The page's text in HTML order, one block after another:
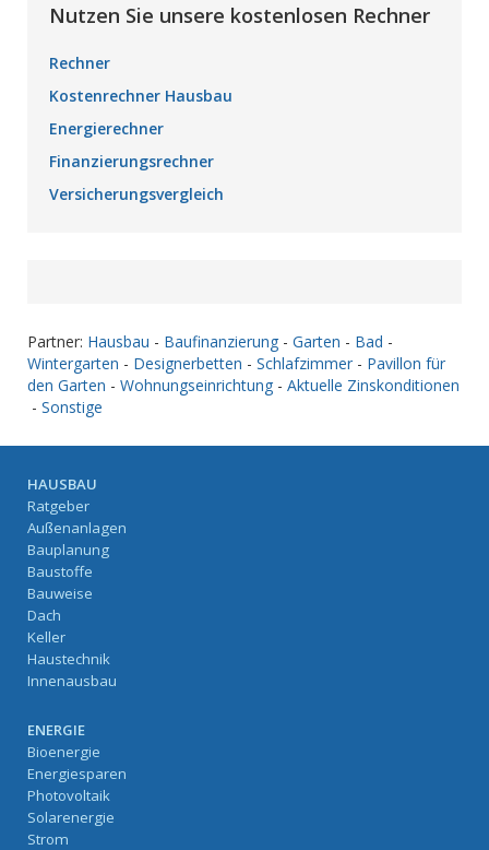
Nutzen Sie unsere kostenlosen Rechner
Rechner
Kostenrechner Hausbau
Energierechner
Finanzierungsrechner
Versicherungsvergleich
Partner: Hausbau - Baufinanzierung - Garten - Bad -
Wintergarten - Designerbetten - Schlafzimmer - Pavillon für
den Garten - Wohnungseinrichtung - Aktuelle Zinskonditionen
- Sonstige
HAUSBAU
Ratgeber
Außenanlagen
Bauplanung
Baustoffe
Bauweise
Dach
Keller
Haustechnik
Innenausbau
ENERGIE
Bioenergie
Energiesparen
Photovoltaik
Solarenergie
Strom